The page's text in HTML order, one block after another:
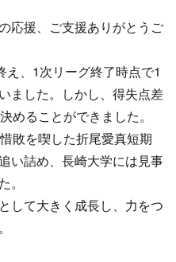
応援、ご支援ありがとうご
、1次リーグ終了時点で1
ました。しかし、得失点差
めることができました。
敗を喫した折尾愛真短期
い詰め、長崎大学には見事
して大きく成長し、力をつ